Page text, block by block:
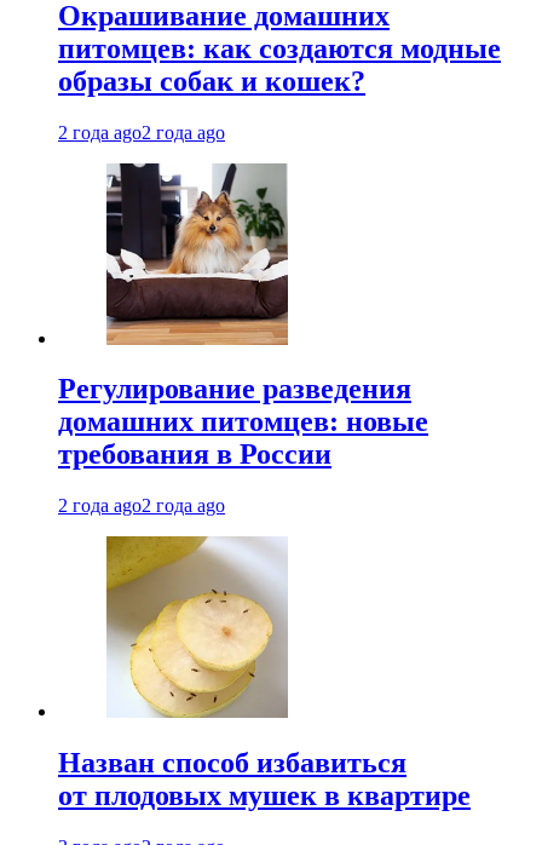
Окрашивание домашних
питомцев: как создаются модные
образы собак и кошек?
2 года ago2 года ago
Регулирование разведения
домашних питомцев: новые
требования в России
2 года ago2 года ago
Назван способ избавиться
от плодовых мушек в квартире